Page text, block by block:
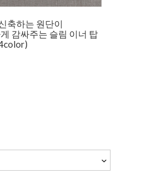
축하는 원단이
감싸주는 슬림 이너 탑